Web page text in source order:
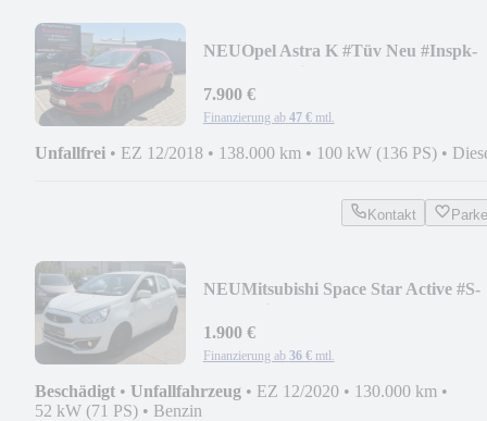
NEUOpel Astra K #Tüv Neu #Inspk-
7.900 €
Finanzierung ab 47 € mtl.
Unfallfrei • EZ 12/2018 • 138.000 km • 100 kW (136 PS) •
Kontakt
NEUMitsubishi Space Star Active #S-
1.900 €
Finanzierung ab 36 € mtl.
Beschädigt • Unfallfahrzeug • EZ 12/2020 • 130.000 km •
52 kW (71 PS) • Benzin